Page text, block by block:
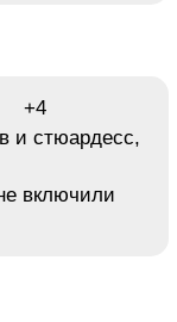
+4
и стюардесс,
включили